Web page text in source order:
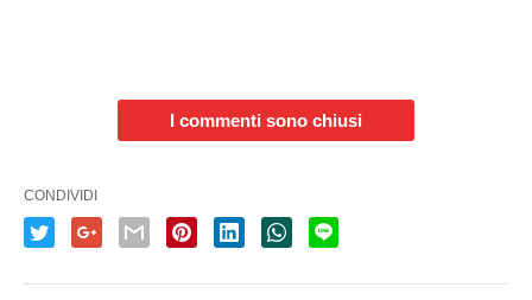
I commenti sono chiusi
CONDIVIDI